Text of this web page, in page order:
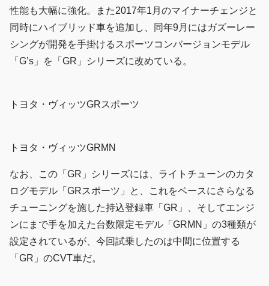
性能も大幅に強化。また2017年1月のマイナーチェンジと
同時にハイブリッド車を追加し、同年9月にはガズーレー
シングが開発を手掛けるスポーツコンバージョンモデル
「G’s」を「GR」シリーズに改めている。
トヨタ・ヴィッツGRスポーツ
トヨタ・ヴィッツGRMN
なお、この「GR」シリーズには、ライトチューンのカタ
ログモデル「GRスポーツ」と、これをベースにさらなる
チューニングを施した持込登録車「GR」、そしてエンジ
ンにまで手を加えた台数限定モデル「GRMN」の3種類が
設定されているが、今回試乗したのは中間に位置する
「GR」のCVT車だ。